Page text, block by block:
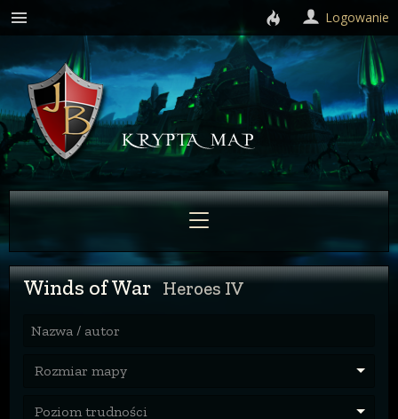
Winds of War Heroes IV
Nazwa / autor
Rozmiar mapy
Poziom trudności
Logowanie